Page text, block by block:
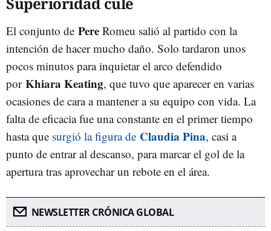
El conjunto de Pere Romeu salió al partido con la
intención de hacer mucho daño. Solo tardaron unos
pocos minutos para inquietar el arco defendido
por Khiara Keating, que tuvo que aparecer en varias
ocasiones de cara a mantener a su equipo con vida. La
falta de eficacia fue una constante en el primer tiempo
hasta que surgió la figura de Claudia Pina, casi a
punto de entrar al descanso, para marcar el gol de la
apertura tras aprovechar un rebote en el área.
NEWSLETTER CRÓNICA GLOBAL